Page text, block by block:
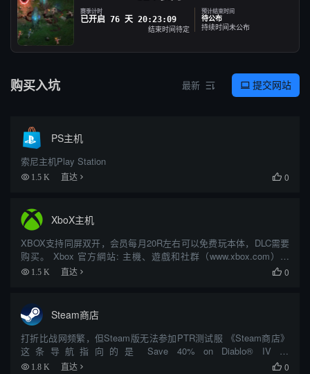
赛季计时
已开启 76 天 20:23:09
结束时间待定
预计结束时间
待公布
持续时间未公布
购买入坑 最新   提交网站
PS主机
索尼主机Play Station
1.5 K 直达  0
XboX主机
XBOX支持同屏双开，会员每月20R左右可以免费玩本体，DLC需要
购买。 Xbox 官方網站: 主機、遊戲和社群（www.xbox.com）与
XboX主机 相关，适合作为导航入口收藏。 它更偏向商店/购买页；
1.5 K 直达  0
Steam商店
打折比战网频繁，但Steam版无法参加PTR测试服 《Steam商店》
这条导航指向的是 Save 40% on Diablo® IV on
Steam（store.steampowered.com）。 它更偏向商店/购买页；页面
1.8 K 直达  0